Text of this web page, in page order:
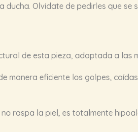
Olvidate de pedirles que se
de esta pieza, adaptada a las
manera eficiente los golpes,
raspa la piel, es totalmente